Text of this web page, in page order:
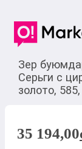
Зер
Серьги с
золото,
35 194,00